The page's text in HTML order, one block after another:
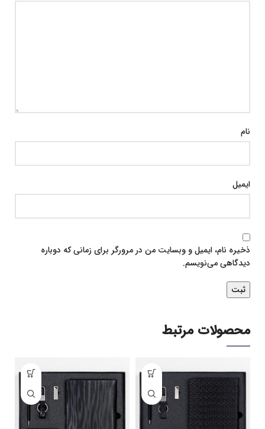
نام
ایمیل
ذخیره نام، ایمیل و وبسایت من در مرورگر برای زمانی که دوباره
دیدگاهی می‌نویسم.
محصولات مرتبط